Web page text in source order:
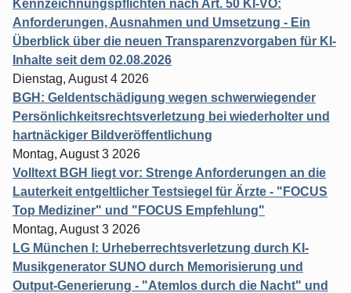
Kennzeichnungspflichten nach Art. 50 KI-VO:
Anforderungen, Ausnahmen und Umsetzung - Ein
Überblick über die neuen Transparenzvorgaben für KI-
Inhalte seit dem 02.08.2026
Dienstag, August 4 2026
BGH: Geldentschädigung wegen schwerwiegender
Persönlichkeitsrechtsverletzung bei wiederholter und
hartnäckiger Bildveröffentlichung
Montag, August 3 2026
Volltext BGH liegt vor: Strenge Anforderungen an die
Lauterkeit entgeltlicher Testsiegel für Ärzte - "FOCUS
Top Mediziner" und "FOCUS Empfehlung"
Montag, August 3 2026
LG München I: Urheberrechtsverletzung durch KI-
Musikgenerator SUNO durch Memorisierung und
Output-Generierung - "Atemlos durch die Nacht" und